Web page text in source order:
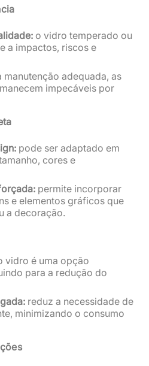
o vidro temperado ou
a impactos, riscos e
manutenção adequada, as
impecáveis por
pode ser adaptado em
cores e
permite incorporar
e elementos gráficos que
a decoração.
vidro é uma opção
para a redução do
reduz a necessidade de
minimizando o consumo